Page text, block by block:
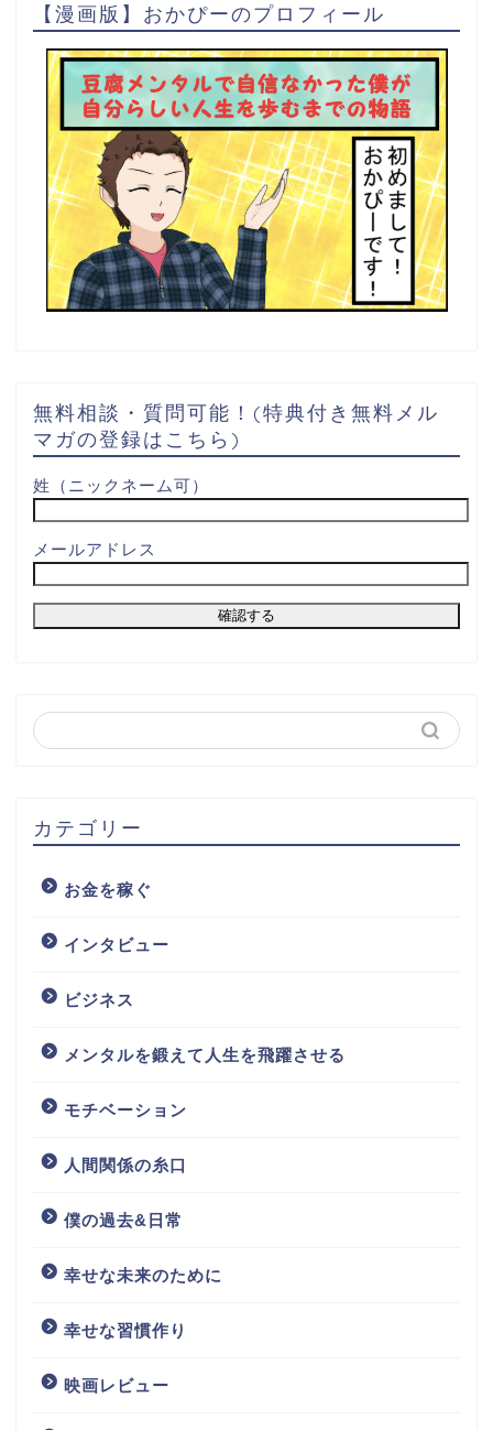
【漫画版】おかぴーのプロフィール
無料相談・質問可能！(特典付き無料メル
マガの登録はこちら)
姓（ニックネーム可）
メールアドレス
カテゴリー
お金を稼ぐ
インタビュー
ビジネス
メンタルを鍛えて人生を飛躍させる
モチベーション
人間関係の糸口
僕の過去&日常
幸せな未来のために
幸せな習慣作り
映画レビュー